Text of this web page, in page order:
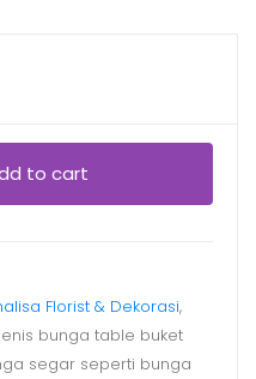
to cart
Florist & Dekorasi,
bunga table buket
segar seperti bunga